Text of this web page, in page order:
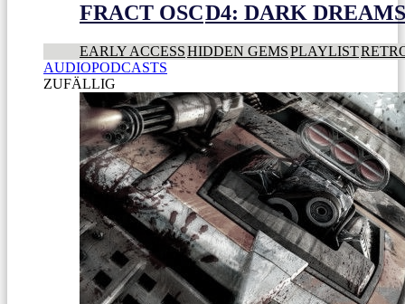
FRACT OSCD4: DARK
EARLY ACCESSHIDDEN GEMSPLAYLIST
AUDIOPODCASTS
ZUFÄLLIG